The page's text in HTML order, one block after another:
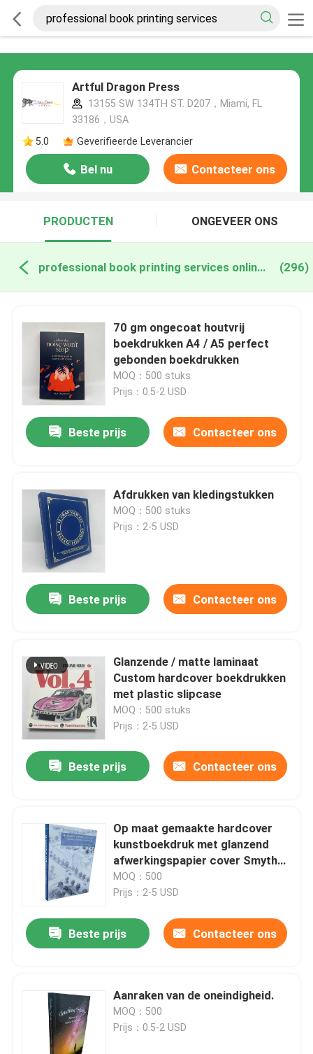
Artful Dragon Press
13155 SW 134TH ST. D207，Miami, FL
33186，USA
5.0
Geverifieerde Leverancier
Bel nu Contacteer ons
PRODUCTEN ONGEVEER ONS
professional book printing services online fabricage (296)
70 gm ongecoat houtvrij
boekdrukken A4 / A5 perfect
gebonden boekdrukken
MOQ：500 stuks
Prijs：0.5-2 USD
Beste prijs Contacteer ons
Afdrukken van kledingstukken
MOQ：500 stuks
Prijs：2-5 USD
Beste prijs Contacteer ons
Glanzende / matte laminaat
Custom hardcover boekdrukken
met plastic slipcase
MOQ：500 stuks
Prijs：2-5 USD
Beste prijs Contacteer ons
Op maat gemaakte hardcover
kunstboekdruk met glanzend
afwerkingspapier cover Smyth
Gesneden Binding
MOQ：500
Prijs：2-5 USD
Beste prijs Contacteer ons
Aanraken van de oneindigheid.
MOQ：500
Prijs：0.5-2 USD